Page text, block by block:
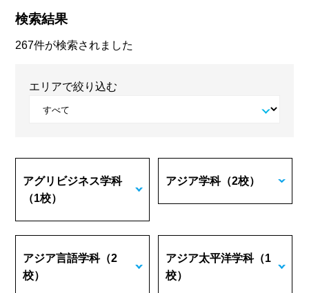
検索結果
267件が検索されました
エリアで絞り込む
アグリビジネス学科
（1校）
アジア学科（2校）
アジア言語学科（2
校）
アジア太平洋学科（1
校）